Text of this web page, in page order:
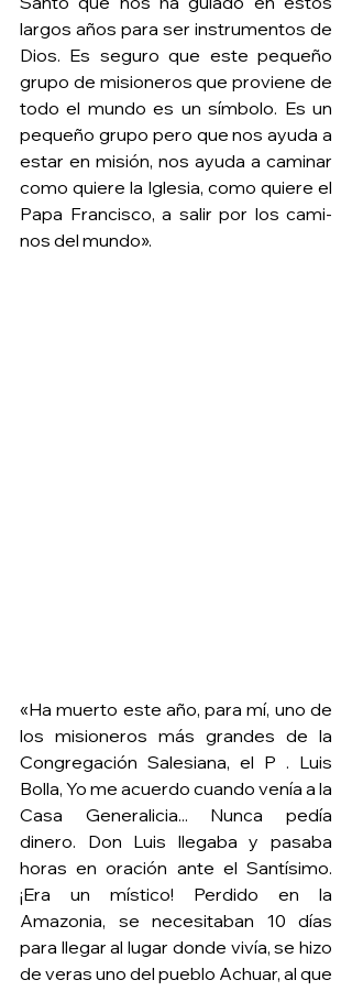
largos años para ser instrumentos de
Dios. Es seguro que este pequeño
grupo de misioneros que proviene de
todo el mundo es un símbolo. Es un
pequeño grupo pero que nos ayuda a
estar en misión, nos ayuda a caminar
como quiere la Iglesia, como quiere el
Papa Francisco, a salir por los cami-
nos del mundo».
«Ha muerto este año, para mí, uno de
los misioneros más grandes de la
Congregación Salesiana, el P . Luis
Bolla, Yo me acuerdo cuando venía a la
Casa Generalicia... Nunca pedía
dinero. Don Luis llegaba y pasaba
horas en oración ante el Santísimo.
¡Era un místico! Perdido en la
Amazonia, se necesitaban 10 días
para llegar al lugar donde vivía, se hizo
de veras uno del pueblo Achuar, al que